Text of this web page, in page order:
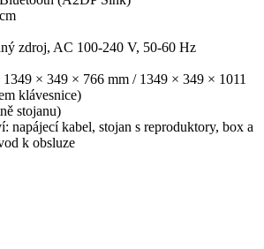
zdroj, AC 100-240 V, 50-60 Hz
× 349 × 766 mm / 1349 × 349 × 1011
klávesnice)
stojanu)
napájecí kabel, stojan s reproduktory, box a
k obsluze